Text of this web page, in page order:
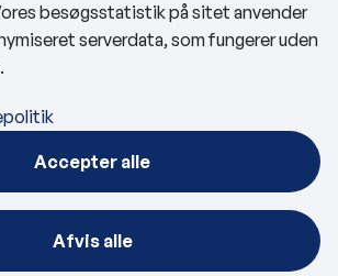
besøgsstatistik på sitet anvender
serverdata, som fungerer uden
Accepter alle
Afvis alle